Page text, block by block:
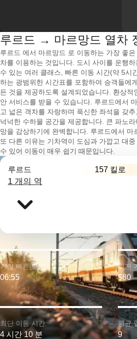
루르드 → 마르망드 열차
루르드 에서 마르망드 로 이동하는 가장 좋
차를 이용하는 것입니다. 도시 사이를 운행
수 있는 여러 클래스, 빠른 이동 시간(약 5시
하는 광범위한 시간표를 포함하여 승객들에
든 것을 제공하도록 설계되었습니다. 환상적
안 서비스를 받을 수 있습니다. 루르드에서
고 넓은 객차를 자랑하며 푹신한 좌석을 갖
넉넉한 수하물 공간을 제공합니다. 큰 파노
망을 감상하기에 완벽합니다. 루르드에서 마
또 다른 이유는 기차역이 도심과 가깝고 대
수 있어 이동이 매우 쉽기 때문입니다.
루르드 157 킬로
1 개의 역
최단 이동 시간:
4 시간 10 분
가장 빠른 출발:
06:55
최저
$80
평균
9